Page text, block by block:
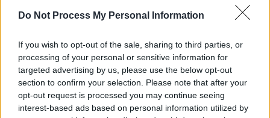
Do Not Process My Personal Information
If you wish to opt-out of the sale, sharing to third parties, or
processing of your personal or sensitive information for
targeted advertising by us, please use the below opt-out
section to confirm your selection. Please note that after your
opt-out request is processed you may continue seeing
interest-based ads based on personal information utilized by
Ανατολήκλιμακώθηκε από τη στιγμή που το
Ισραήλ επιτέθηκε στο Ιράν, με τις δύο χώρες
να ανταλλάσσουν να εκτοξεύουν πυραύλους,
χωρίς να διαφαίνεται προσπάθεια
αποκλιμάκωσης της κατάστασης. Εξάλλου,